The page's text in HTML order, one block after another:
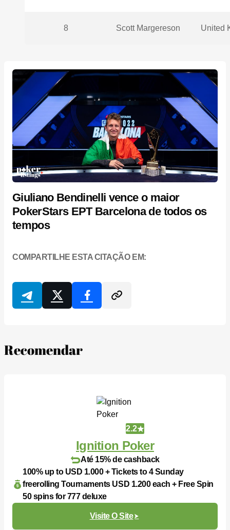
8 Scott Margereson United
Giuliano Bendinelli vence o maior
PokerStars EPT Barcelona de todos os
tempos
COMPARTILHE ESTA CITAÇÃO EM:
Recomendar
2.2
Ignition Poker
Até 15% de cashback
100% up to USD 1.000 + Tickets to 4 Sunday
freerolling Tournaments USD 1.200 each + Free Spin
50 spins for 777 deluxe
Visite O Site